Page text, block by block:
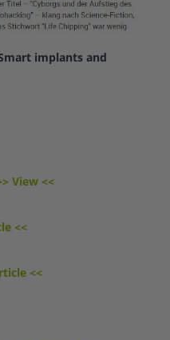
implants and
View <<
<<
<<